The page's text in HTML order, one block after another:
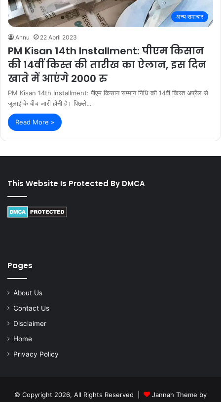
अन्य समाचार
Annu 22 April 2023
PM Kisan 14th Installment: पीएम किसान
की 14वीं किस्त की तारीख का ऐलान, इस दिन
खाते में आएंगे 2000 रु
PM Kisan 14th Installment: पीएम किसान सम्मान निधि की 14वीं किस्त अप्रैल से
जुलाई के बीच जारी होनी है। पिछले…
Read More »
This Website Is Protected By DMCA
Pages
About Us
Contact Us
Disclaimer
Home
Privacy Policy
© Copyright 2026, All Rights Reserved | Jannah Theme by